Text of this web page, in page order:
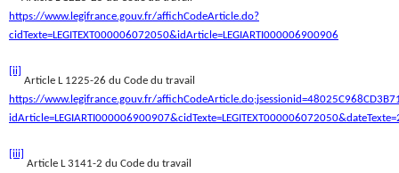
https://www.legifrance.gouv.fr/affichCodeArticle.do?
cidTexte=LEGITEXT000006072050&idArticle=LEGIARTI000006900906
[ii]
Article L 1225-26 du Code du travail
https://www.legifrance.gouv.fr/
[iii]
Article L 3141-2 du Code du travail